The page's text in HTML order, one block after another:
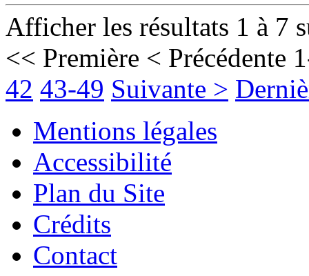
Afficher les résultats 1 à 7
<< Première < Précédente
42 43-49 Suivante >
Mentions légales
Accessibilité
Plan du Site
Crédits
Contact